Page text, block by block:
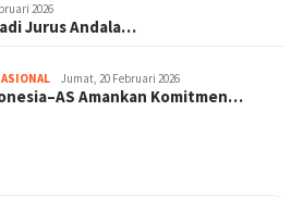
2026
Jurus Andala…
Jumat, 20 Februari 2026
Amankan Komitmen…